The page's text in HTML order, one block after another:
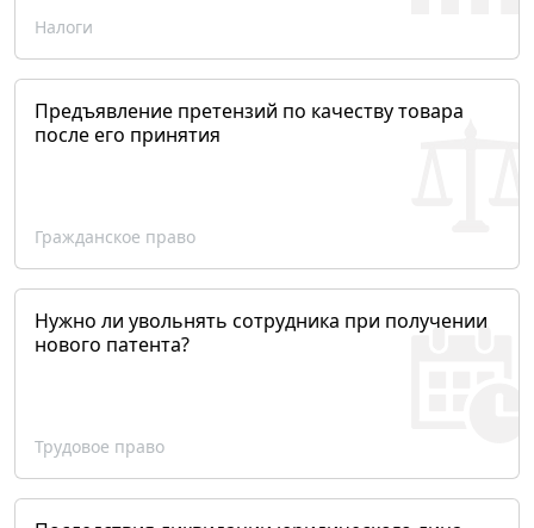
Налоги
Предъявление претензий по качеству товара
после его принятия
Гражданское право
Нужно ли увольнять сотрудника при получении
нового патента?
Трудовое право